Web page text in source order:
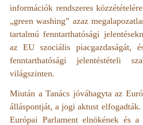
információk rendszeres
„green washing” azaz
tartalmú fenntarthatósági
az EU szociális piacgazdaságát,
fenntarthatósági jelentéstételi
világszinten.
Miután a Tanács jóváhagyta az
álláspontját, a jogi aktust elfogadták.
Európai Parlament elnökének és a